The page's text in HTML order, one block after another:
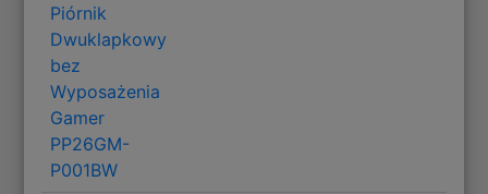
Piórnik
Dwuklapkowy
bez
Wyposażenia
Gamer
PP26GM-
P001BW